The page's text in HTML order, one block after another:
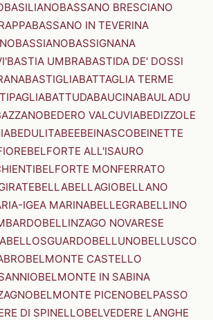
BASILIANOBASSANO BRESCIANO
BASSANO IN TEVERINA
BASSIANOBASSIGNANA
BASTIA UMBRABASTIDA DE' DOSSI
BASTIGLIABATTAGLIA TERME
BATTUDABAUCINABAULADU
BEDERO VALCUVIABEDIZZOLE
BEDULITABEEBEINASCOBEINETTE
BELFORTE ALL'ISAURO
BELFORTE MONFERRATO
BELLABELLAGIOBELLANO
IGEA MARINABELLEGRABELLINO
BELLINZAGO NOVARESE
BELLOSGUARDOBELLUNOBELLUSCO
BELMONTE CASTELLO
BELMONTE IN SABINA
BELMONTE PICENOBELPASSO
DI SPINELLOBELVEDERE LANGHE